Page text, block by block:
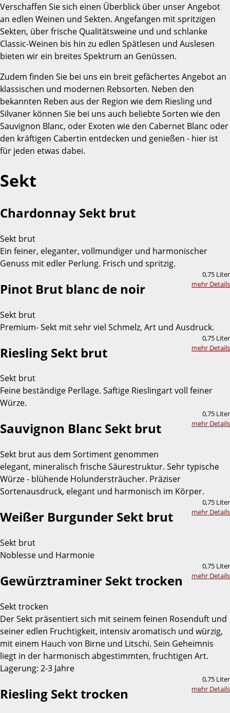
Verschaffen Sie sich einen Überblick über unser Angebot
an edlen Weinen und Sekten. Angefangen mit spritzigen
Sekten, über frische Qualitätsweine und und schlanke
Classic-Weinen bis hin zu edlen Spätlesen und Auslesen
bieten wir ein breites Spektrum an Genüssen.
Zudem finden Sie bei uns ein breit gefächertes Angebot an
klassischen und modernen Rebsorten. Neben den
bekannten Reben aus der Region wie dem Riesling und
Silvaner können Sie bei uns auch beliebte Sorten wie den
Sauvignon Blanc, oder Exoten wie den Cabernet Blanc oder
den kräftigen Cabertin entdecken und genießen - hier ist
für jeden etwas dabei.
Sekt
Chardonnay Sekt brut
Sekt brut
Ein feiner, eleganter, vollmundiger und harmonischer
Genuss mit edler Perlung. Frisch und spritzig.
0,75 Liter
mehr Details
Pinot Brut blanc de noir
Sekt brut
Premium- Sekt mit sehr viel Schmelz, Art und Ausdruck.
0,75 Liter
mehr Details
Riesling Sekt brut
Sekt brut
Feine beständige Perllage. Saftige Rieslingart voll feiner
Würze.
0,75 Liter
mehr Details
Sauvignon Blanc Sekt brut
Sekt brut aus dem Sortiment genommen
elegant, mineralisch frische Säurestruktur. Sehr typische
Würze - blühende Holundersträucher. Präziser
Sortenausdruck, elegant und harmonisch im Körper.
0,75 Liter
mehr Details
Weißer Burgunder Sekt brut
Sekt brut
Noblesse und Harmonie
0,75 Liter
mehr Details
Gewürztraminer Sekt trocken
Sekt trocken
Der Sekt präsentiert sich mit seinem feinen Rosenduft und
seiner edlen Fruchtigkeit, intensiv aromatisch und würzig,
mit einem Hauch von Birne und Litschi. Sein Geheimnis
liegt in der harmonisch abgestimmten, fruchtigen Art.
Lagerung: 2-3 Jahre
0,75 Liter
mehr Details
Riesling Sekt trocken